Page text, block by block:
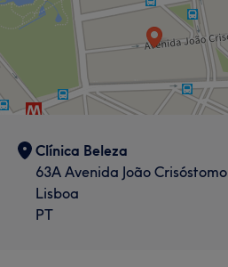
Clínica Beleza
63A Avenida João Crisóstomo
Lisboa
PT